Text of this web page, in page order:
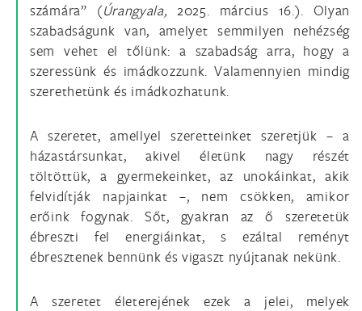
számára” (Úrangyala, 2025. március 16.). Olyan
szabadságunk van, amelyet semmilyen nehézség
sem vehet el tőlünk: a szabadság arra, hogy a
szeressünk és imádkozzunk. Valamennyien mindig
szerethetünk és imádkozhatunk.
A szeretet, amellyel szeretteinket szeretjük – a
házastársunkat, akivel életünk nagy részét
töltöttük, a gyermekeinket, az unokáinkat, akik
felvidítják napjainkat –, nem csökken, amikor
erőink fogynak. Sőt, gyakran az ő szeretetük
ébreszti fel energiáinkat, s ezáltal reményt
ébresztenek bennünk és vigaszt nyújtanak nekünk.
A szeretet életerejének ezek a jelei, melyek